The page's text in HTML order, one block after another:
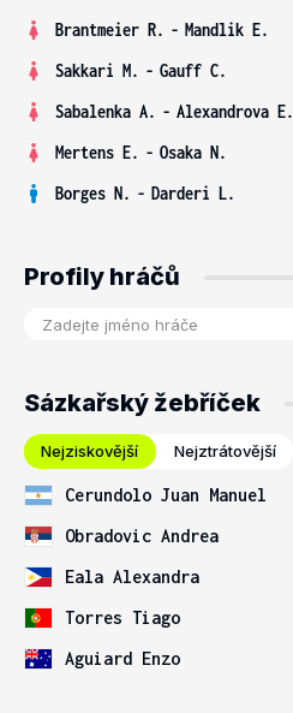
Brantmeier R. - Mandlik E.
Sakkari M. - Gauff C.
Sabalenka A. - Alexandrova E.
Mertens E. - Osaka N.
Borges N. - Darderi L.
Profily hráčů
Sázkařský žebříček
Nejziskovější Nejztrátovější
Cerundolo Juan Manuel
Obradovic Andrea
Eala Alexandra
Torres Tiago
Aguiard Enzo